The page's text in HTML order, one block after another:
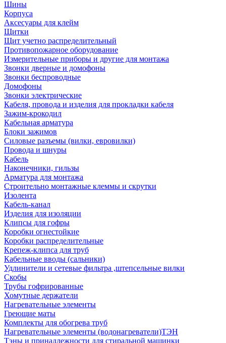
Шины
Корпуса
Аксесуары для клейм
Щитки
Щит учетно распределительный
Противопожарное оборудование
Измерительные приборы и другие для монтажа
Звонки дверные и домофоны
Звонки беспроводные
Домофоны
Звонки электрические
Кабеля, провода и изделия для прокладки кабеля
Зажим-крокодил
Кабельная арматура
Блоки зажимов
Силовые разъемы (вилки, евровилки)
Провода и шнуры
Кабель
Наконечники, гильзы
Арматура для монтажа
Строительно монтажные клеммы и скрутки
Изолента
Кабель-канал
Изделия для изоляции
Клипсы для гофры
Коробки огнестойкие
Коробки распределительные
Крепеж-клипса для труб
Кабельные вводы (сальники)
Удлинители и сетевые фильтра ,штепсельные вилки
Скобы
Трубы гофрированные
Хомутные держатели
Нагревательные элементы
Греющие маты
Комплекты для обогрева труб
Нагревательные элементы (водонагреватели)ТЭН
Тэны и принадлежности для стиральной машинки